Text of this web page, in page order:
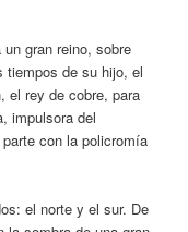
gran reino, sobre
tiempos de su hijo, el
el rey de cobre, para
impulsora del
con la policromía
el norte y el sur. De